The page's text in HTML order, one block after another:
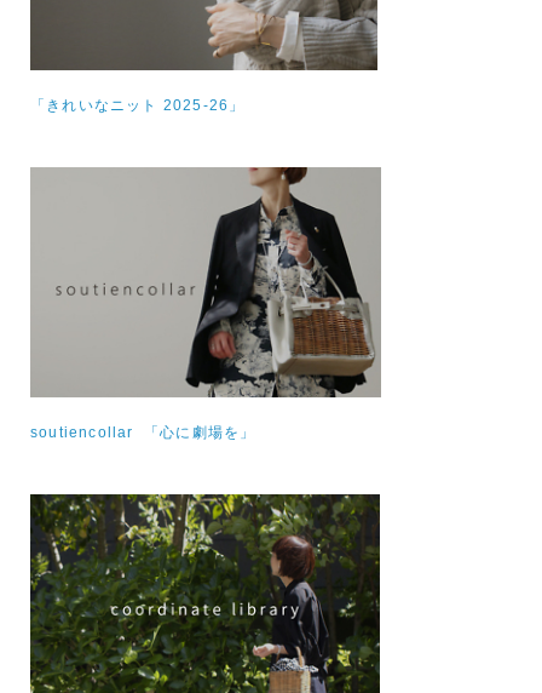
「きれいなニット 2025-26」
soutiencollar 「心に劇場を」